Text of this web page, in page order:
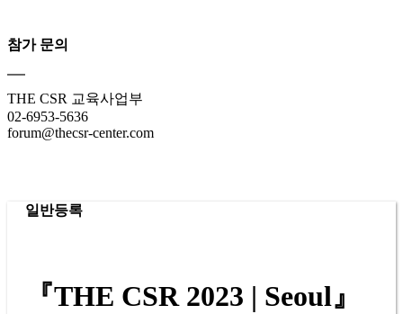
참가 문의
THE CSR 교육사업부
02-6953-5636
forum@thecsr-center.com
일반등록
『THE CSR 2023 | Seoul』